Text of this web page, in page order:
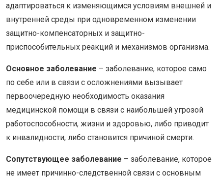
адаптироваться к изменяющимся условиям внешней и
внутренней среды при одновременном изменении
защитно-компенсаторных и защитно-
приспособительных реакций и механизмов организма.
Основное заболевание – заболевание, которое само
по себе или в связи с осложнениями вызывает
первоочередную необходимость оказания
медицинской помощи в связи с наибольшей угрозой
работоспособности, жизни и здоровью, либо приводит
к инвалидности, либо становится причиной смерти.
Сопутствующее заболевание – заболевание, которое
не имеет причинно-следственной связи с основным